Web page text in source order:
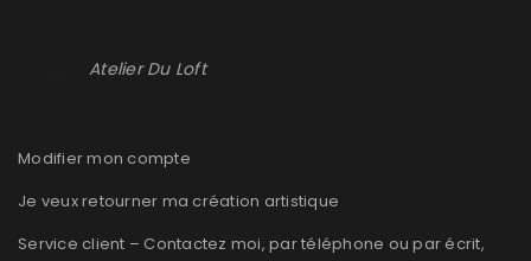
symbolise
En savoir plus
Atelier Du Loft
Modifier mon compte
Je veux retourner ma création artistique
Service client – Contactez moi, par téléphone ou par écrit,